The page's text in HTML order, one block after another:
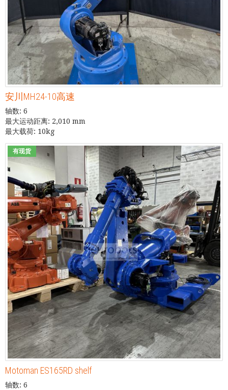
安川MH24-10高速
轴数: 6
最大运动距离: 2,010 mm
最大载荷: 10kg
有现货
Motoman ES165RD shelf
轴数: 6